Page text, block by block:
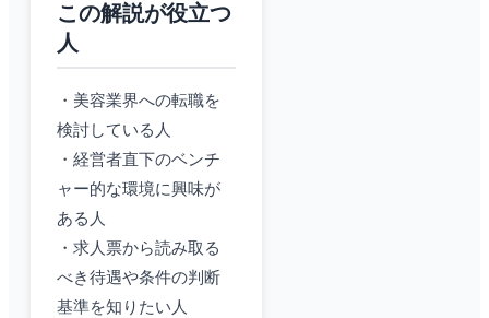
この解説が役立つ
人
・美容業界への転職を
検討している人
・経営者直下のベンチ
ャー的な環境に興味が
ある人
・求人票から読み取る
べき待遇や条件の判断
基準を知りたい人